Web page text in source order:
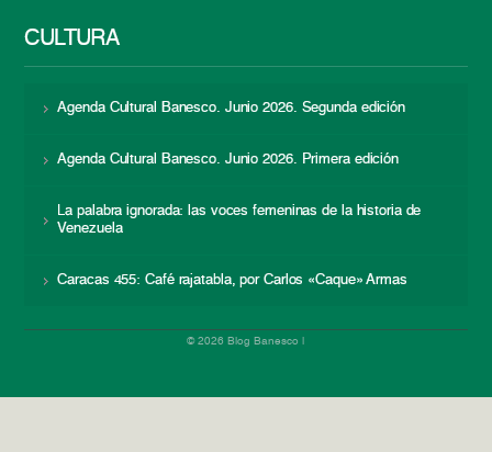
CULTURA
Agenda Cultural Banesco. Junio 2026. Segunda edición
Agenda Cultural Banesco. Junio 2026. Primera edición
La palabra ignorada: las voces femeninas de la historia de
Venezuela
Caracas 455: Café rajatabla, por Carlos «Caque» Armas
© 2026 Blog Banesco |